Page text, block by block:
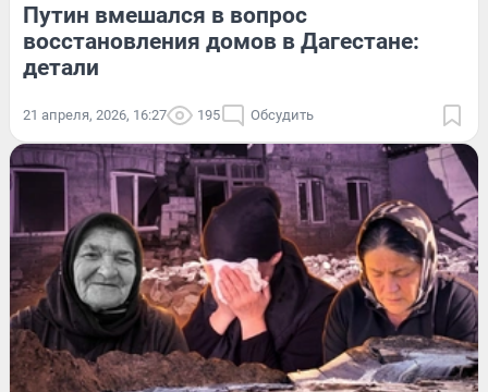
Путин вмешался в вопрос
восстановления домов в Дагестане:
детали
21 апреля, 2026, 16:27 195 Обсудить